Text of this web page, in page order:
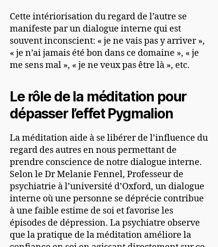
Cette intériorisation du regard de l’autre se
manifeste par un dialogue interne qui est
souvent inconscient: « je ne vais pas y arriver »,
« je n’ai jamais été bon dans ce domaine », « je
me sens mal », « je ne veux pas être là », etc.
Le rôle de la méditation pour
dépasser l’effet Pygmalion
La méditation aide à se libérer de l’influence du
regard des autres en nous permettant de
prendre conscience de notre dialogue interne.
Selon le Dr Melanie Fennel, Professeur de
psychiatrie à l’université d’Oxford, un dialogue
interne où une personne se déprécie contribue
à une faible estime de soi et favorise les
épisodes de dépression. La psychiatre observe
que la pratique de la méditation améliore la